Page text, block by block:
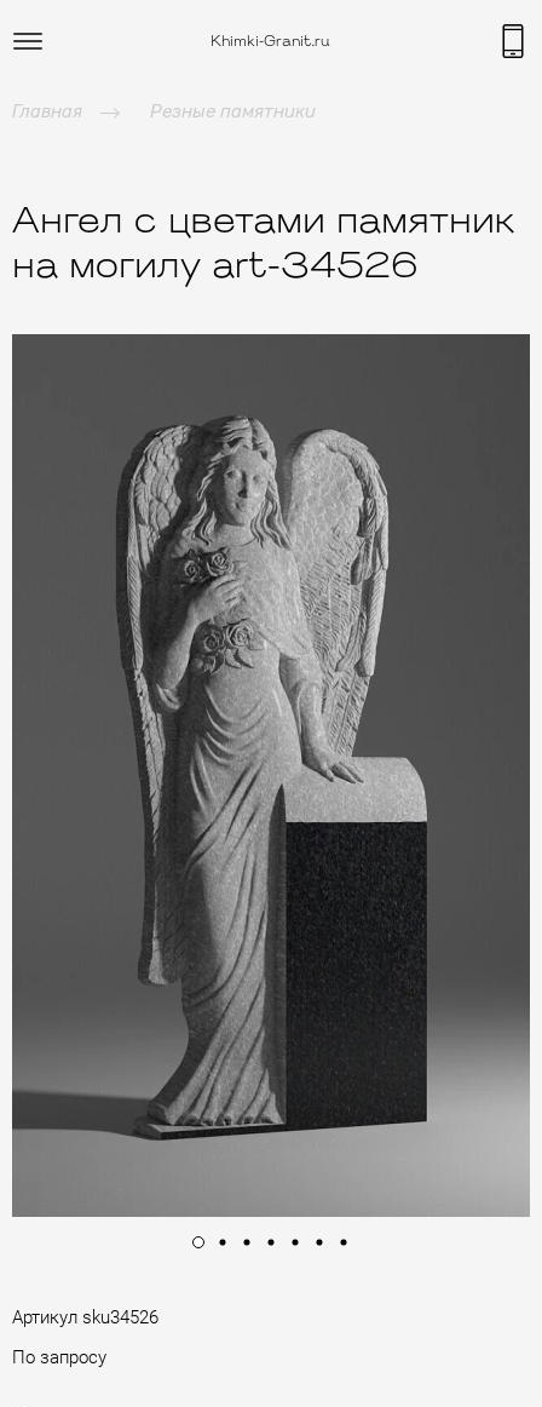
Khimki-Granit.ru
Главная Резные памятники
Ангел с цветами памятник
на могилу art-34526
Артикул sku34526
По запросу